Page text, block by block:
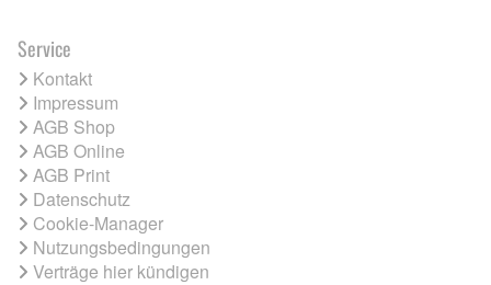
Service
Kontakt
Impressum
AGB Shop
AGB Online
AGB Print
Datenschutz
Cookie-Manager
Nutzungsbedingungen
Verträge hier kündigen